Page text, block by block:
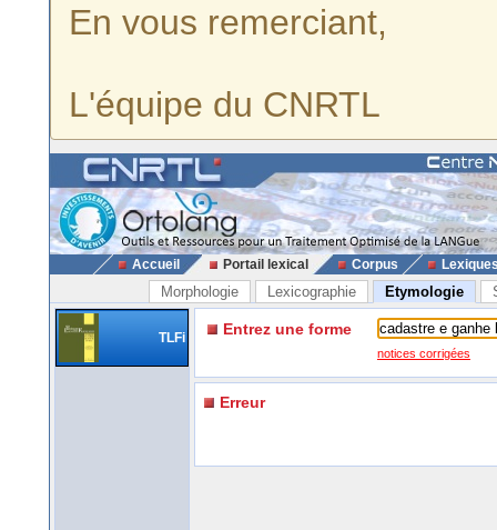
En vous remerciant,
L'équipe du CNRTL
Accueil Portail lexical Corpus
Morphologie Lexicographie Etymologie
TLFi Entrez une forme
notices corrigées
Erreur